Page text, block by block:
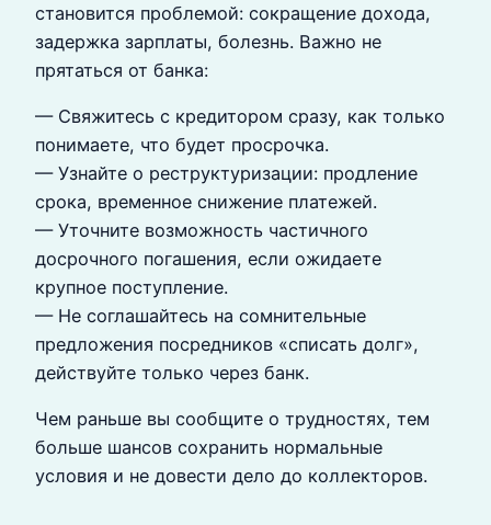
становится проблемой: сокращение дохода,
задержка зарплаты, болезнь. Важно не
прятаться от банка:
— Свяжитесь с кредитором сразу, как только
понимаете, что будет просрочка.
— Узнайте о реструктуризации: продление
срока, временное снижение платежей.
— Уточните возможность частичного
досрочного погашения, если ожидаете
крупное поступление.
— Не соглашайтесь на сомнительные
предложения посредников «списать долг»,
действуйте только через банк.
Чем раньше вы сообщите о трудностях, тем
больше шансов сохранить нормальные
условия и не довести дело до коллекторов.